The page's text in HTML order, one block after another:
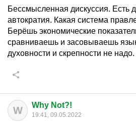
Бессмысленная дискуссия. Есть
автократия. Какая система
Берёшь экономические
сравниваешь и засовываешь
духовности и скрепности не надо.
W Why Not?!
19:41, 09.05.2022